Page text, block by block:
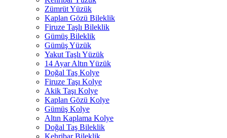
Zümrüt Yüzük
Kaplan Gözü Bileklik
Firuze Taşlı Bileklik
Gümüş Bileklik
Gümüş Yüzük
Yakut Taşlı Yüzük
14 Ayar Altın Yüzük
Doğal Taş Kolye
Firuze Taşı Kolye
Akik Taşı Kolye
Kaplan Gözü Kolye
Gümüş Kolye
Altın Kaplama Kolye
Doğal Taş Bileklik
Kehribar Bileklik